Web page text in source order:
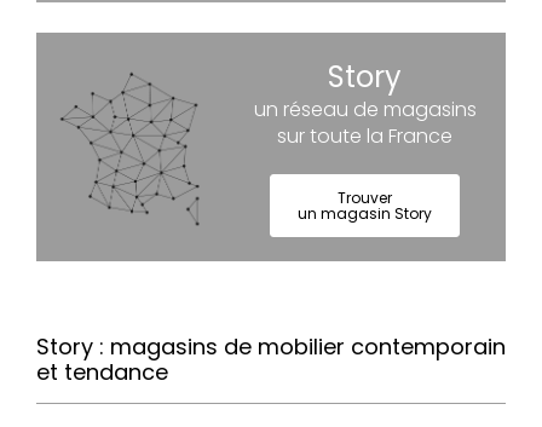
Story
un réseau de magasins
sur toute la France
Trouver
un magasin Story
Story : magasins de mobilier contemporain
et tendance